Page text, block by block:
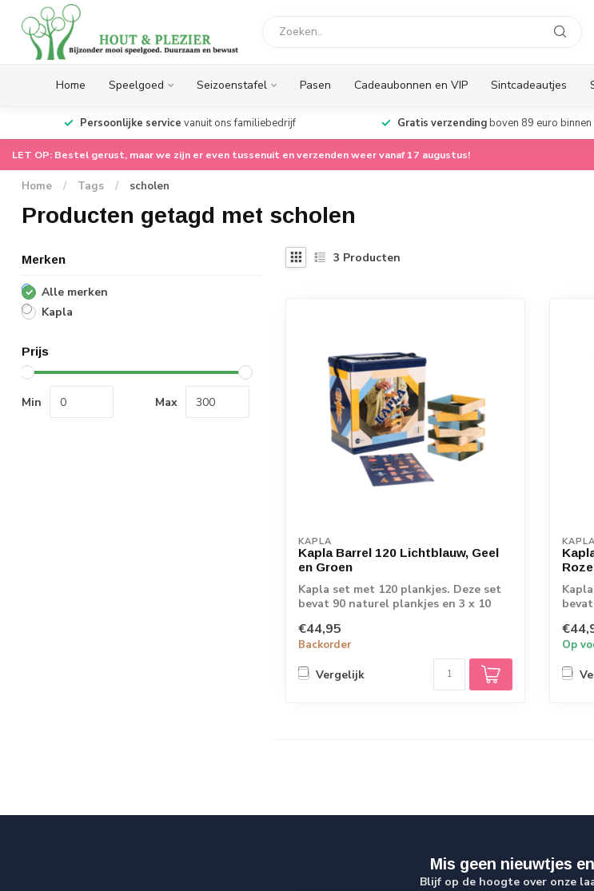
Home Speelgoed Seizoenstafel Pasen Cadeaubonnen en VIP Sintcadeautjes
Persoonlijke service vanuit ons familiebedrijf Gratis verzendingboven 89 euro binnen
LET OP: Bestel gerust, maar we zijn er even tussenuit en verzenden weer vanaf 17 augustus!
Home / Tags / scholen
Producten getagd met scholen
Merken
Alle merken
Kapla
Prijs
Min Max
3 Producten
KAPLA
Kapla Barrel 120 Lichtblauw, Geel
en Groen
Kapla set met 120 plankjes. Deze set
bevat 90 naturel plankjes en 3 x 10
€44,95
Backorder
Vergelijk
KAPLA
Op
Mis geen nieuwtjes
Blijf op de hoogte over onze